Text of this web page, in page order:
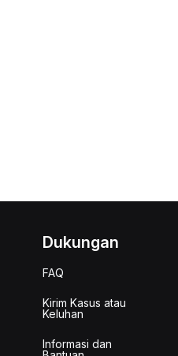
Dukungan
FAQ
Kirim Kasus atau
Keluhan
Informasi dan